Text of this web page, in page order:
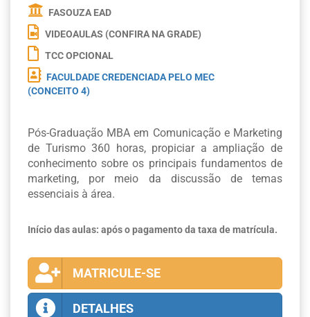
FASOUZA EAD
VIDEOAULAS (CONFIRA NA GRADE)
TCC OPCIONAL
FACULDADE CREDENCIADA PELO MEC
(CONCEITO 4)
Pós-Graduação MBA em Comunicação e Marketing
de Turismo 360 horas, propiciar a ampliação de
conhecimento sobre os principais fundamentos de
marketing, por meio da discussão de temas
essenciais à área.
Início das aulas: após o pagamento da taxa de matrícula.
MATRICULE-SE
DETALHES